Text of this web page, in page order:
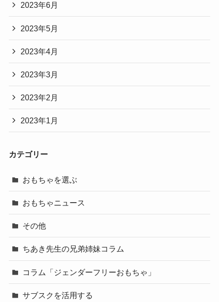
2023年6月
2023年5月
2023年4月
2023年3月
2023年2月
2023年1月
カテゴリー
おもちゃを選ぶ
おもちゃニュース
その他
ちあき先生の兄弟姉妹コラム
コラム「ジェンダーフリーおもちゃ」
サブスクを活用する